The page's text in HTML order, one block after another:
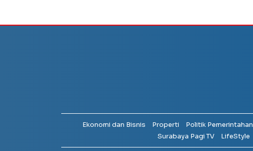
Ekonomi dan Bisnis Properti Politik Pemerintahan
Surabaya Pagi TV
LifeStyle